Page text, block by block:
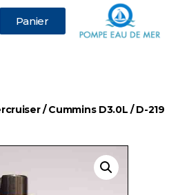
Panier
/ Cummins D3.0L / D-219